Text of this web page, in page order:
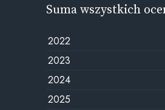
Suma wszystkich
2022
2023
2024
2025